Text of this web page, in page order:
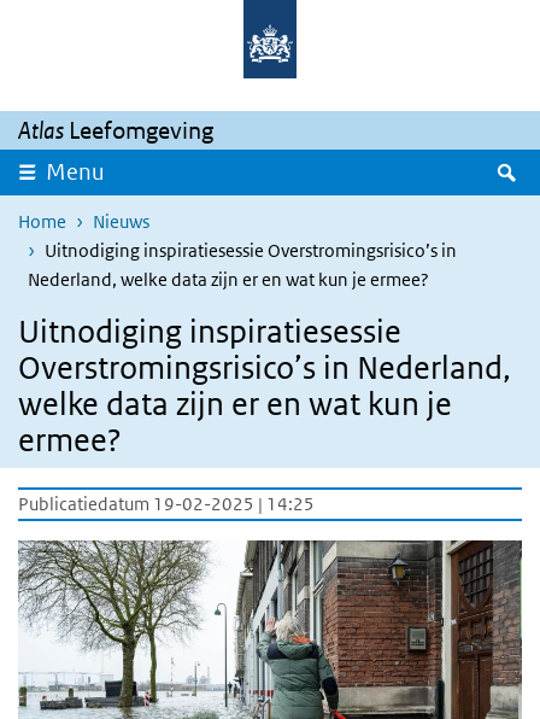
Overslaan en naar de inhoud gaan
Atlas Leefomgeving
Menu
Home
Nieuws
Uitnodiging inspiratiesessie Overstromingsrisico’s in
Nederland, welke data zijn er en wat kun je ermee?
Uitnodiging inspiratiesessie
Overstromingsrisico’s in Nederland,
welke data zijn er en wat kun je
ermee?
Publicatiedatum 19-02-2025 | 14:25